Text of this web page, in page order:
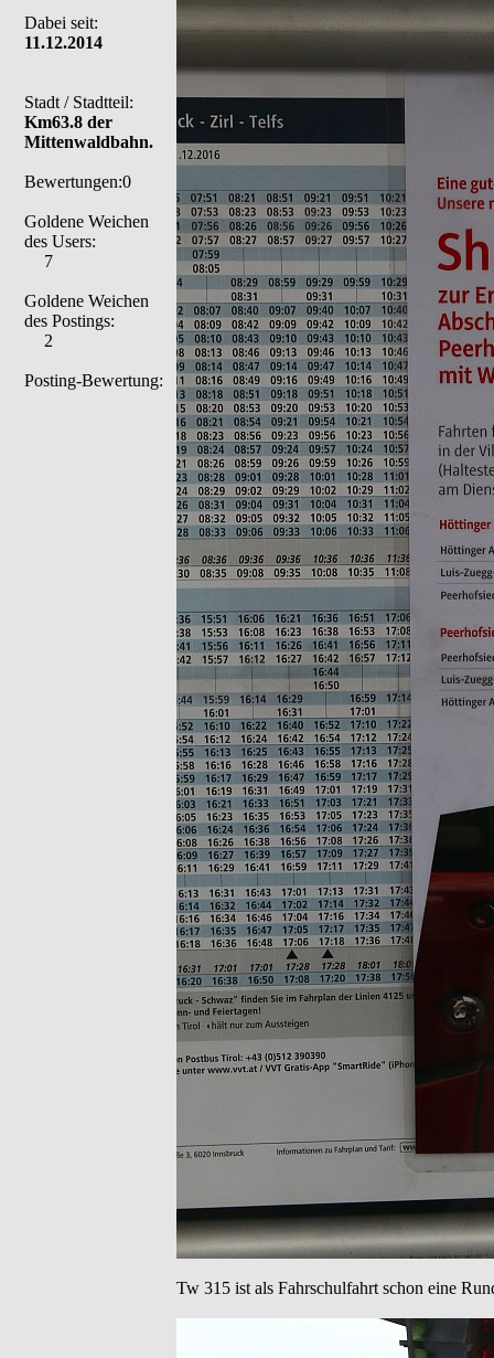
Dabei seit:
11.12.2014
Stadt / Stadtteil:
Km63.8 der
Mittenwaldbahn.
Bewertungen:0
Goldene Weichen
des Users:
7
Goldene Weichen
des Postings:
2
Posting-Bewertung:
Tw 315 ist als Fahrschulfahrt schon eine